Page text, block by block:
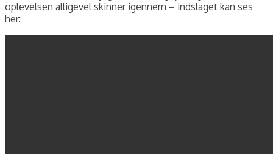
oplevelsen alligevel skinner igennem – indslaget kan ses
her: